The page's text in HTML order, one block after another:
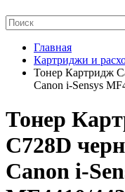
Главная
Картриджи и
Тонер Картридж
Canon i-Sensys
Тонер
C728D
Canon i-